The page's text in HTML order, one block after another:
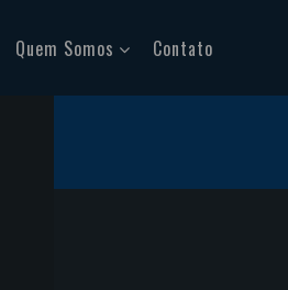
Quem Somos Contato